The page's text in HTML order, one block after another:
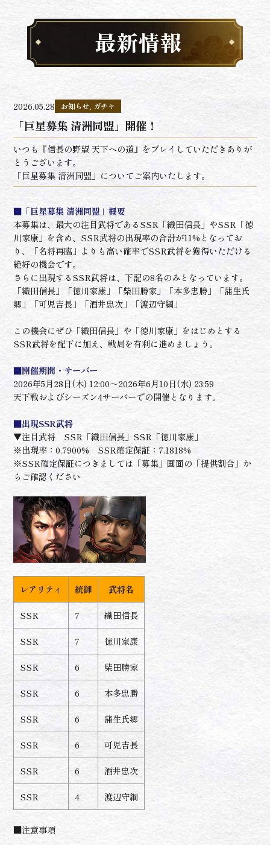
最新情報
2026.05.28 お知らせ, ガチャ
「巨星募集 清洲同盟」開催！
いつも『信長の野望 天下への道』をプレイしていただきありが
とうございます。
「巨星募集 清洲同盟」についてご案内いたします。
■「巨星募集 清洲同盟」概要
本募集は、最大の注目武将であるSSR「織田信長」やSSR「徳
川家康」を含め、SSR武将の出現率の合計が11%となってお
り、「名将再臨」よりも高い確率でSSR武将を獲得いただける
絶好の機会です。
さらに出現するSSR武将は、下記の8名のみとなっています。
「織田信長」「徳川家康」「柴田勝家」「本多忠勝」「蒲生氏
郷」「可児吉長」「酒井忠次」「渡辺守綱」
この機会にぜひ「織田信長」や「徳川家康」をはじめとする
SSR武将を配下に加え、戦局を有利に進めましょう。
■開催期間・サーバー
2026年5月28日(木) 12:00～2026年6月10日(水) 23:59
天下戦およびシーズン4サーバーでの開催となります。
■出現SSR武将
▼注目武将 SSR「織田信長」SSR「徳川家康」
※出現率：0.7900% SSR確定保証：7.1818%
※SSR確定保証につきましては「募集」画面の「提供割合」か
らご確認ください
レアリティ 統御 武将名
SSR 7 織田信長
SSR 7 徳川家康
SSR 6 柴田勝家
SSR 6 本多忠勝
SSR 6 蒲生氏郷
SSR 6 可児吉長
SSR 6 酒井忠次
SSR 4 渡辺守綱
■注意事項